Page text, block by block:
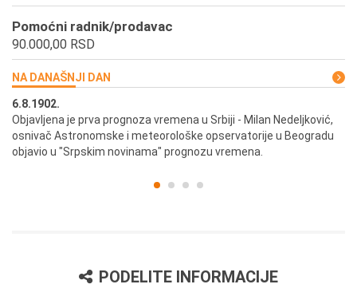
Pomoćni radnik/prodavac
90.000,00 RSD
NA DANAŠNJI DAN
6.8.1902.
Objavljena je prva prognoza vremena u Srbiji - Milan Nedeljković,
osnivač Astronomske i meteorološke opservatorije u Beogradu
objavio u "Srpskim novinama" prognozu vremena.
PODELITE INFORMACIJE